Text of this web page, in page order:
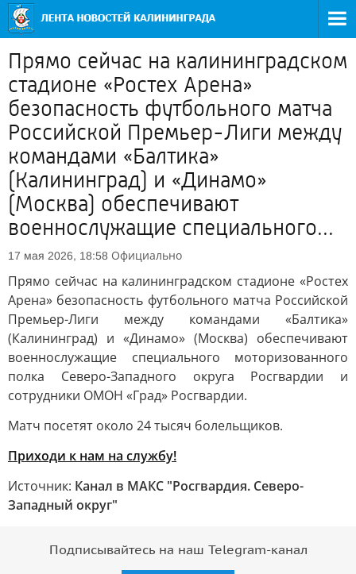
Прямо сейчас на калининградском
стадионе «Ростех Арена»
безопасность футбольного матча
Российской Премьер-Лиги между
командами «Балтика»
(Калининград) и «Динамо»
(Москва) обеспечивают
военнослужащие специального...
17 мая 2026, 18:58 Официально
Прямо сейчас на калининградском стадионе «Ростех
Арена» безопасность футбольного матча Российской
Премьер-Лиги между командами «Балтика»
(Калининград) и «Динамо» (Москва) обеспечивают
военнослужащие специального моторизованного
полка Северо-Западного округа Росгвардии и
сотрудники ОМОН «Град» Росгвардии.
Матч посетят около 24 тысяч болельщиков.
Приходи к нам на службу!
Источник: Канал в МАКС "Росгвардия. Северо-
Западный округ"
Подписывайтесь на наш Telegram-канал